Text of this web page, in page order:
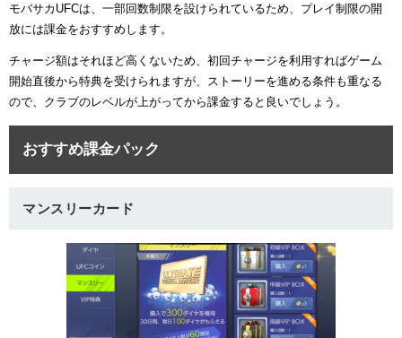
モバサカUFCは、一部回数制限を設けられているため、プレイ制限の開
放には課金をおすすめします。
チャージ額はそれほど高くないため、初回チャージを利用すればゲーム
開始直後から特典を受けられますが、ストーリーを進める条件も重なる
ので、クラブのレベルが上がってから課金すると良いでしょう。
おすすめ課金パック
マンスリーカード